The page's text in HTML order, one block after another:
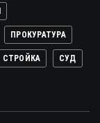
ПРОКУРАТУРА
СТРОЙКА СУД